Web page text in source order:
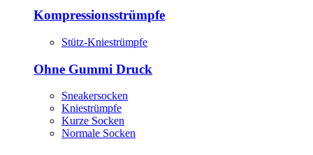
Kompressionsstrümpfe
Stütz-Kniestrümpfe
Ohne Gummi Druck
Sneakersocken
Kniestrümpfe
Kurze Socken
Normale Socken